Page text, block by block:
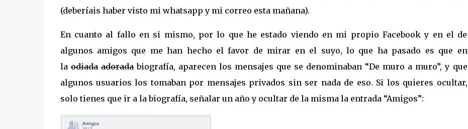
(deberíais haber visto mi whatsapp y mi correo esta mañana).
En cuanto al fallo en si mismo, por lo que he estado viendo en mi propio Facebook y en el de
algunos amigos que me han hecho el favor de mirar en el suyo, lo que ha pasado es que en
laodiada adoradabiografía, aparecen los mensajes que se denominaban “De muro a muro”, y que
algunos usuarios los tomaban por mensajes privados sin ser nada de eso. Si los quieres ocultar,
solo tienes que ir a la biografía, señalar un año y ocultar de la misma la entrada “Amigos”: